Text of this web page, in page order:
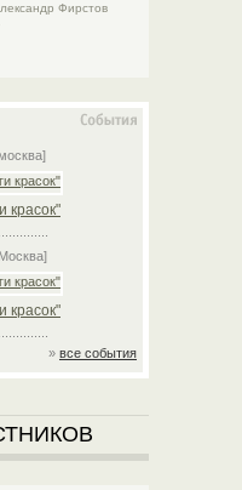
Фирстов
красок"
красок"
» все события